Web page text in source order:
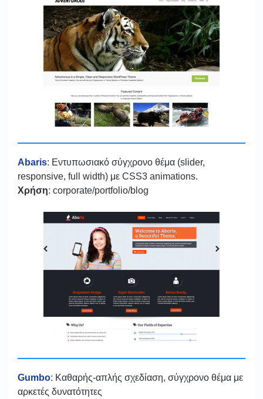
Abaris: Εντυπωσιακό σύγχρονο θέμα (slider,
responsive, full width) με CSS3 animations.
Χρήση: corporate/portfolio/blog
Gumbo: Καθαρής-απλής σχεδίαση, σύγχρονο θέμα με
αρκετές δυνατότητες